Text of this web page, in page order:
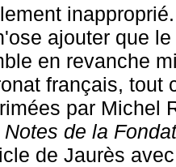
inapproprié.
ajouter que
en revanche
français, tout
par Michel
Notes de la
de Jaurès